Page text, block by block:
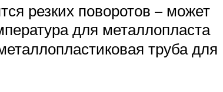
резких поворотов – может
для металлопласта
труба для